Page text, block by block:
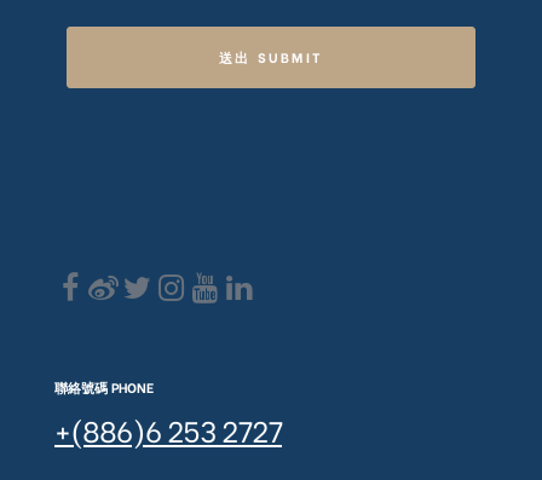
送出 SUBMIT
聯絡號碼 PHONE
+(886)6 253 2727